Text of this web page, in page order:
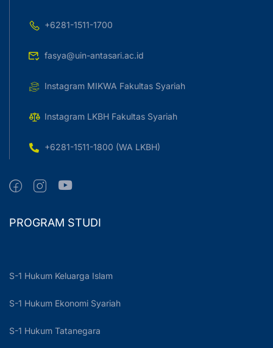
+6281-1511-1700
fasya@uin-antasari.ac.id
Instagram MIKWA Fakultas Syariah
Instagram LKBH Fakultas Syariah
+6281-1511-1800 (WA LKBH)
PROGRAM STUDI
S-1 Hukum Keluarga Islam
S-1 Hukum Ekonomi Syariah
S-1 Hukum Tatanegara